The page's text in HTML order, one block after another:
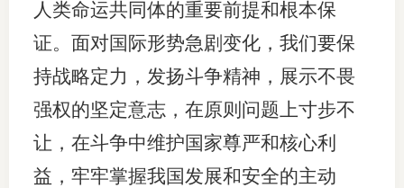
人类命运共同体的重要前提和根本保
证。面对国际形势急剧变化，我们要保
持战略定力，发扬斗争精神，展示不畏
强权的坚定意志，在原则问题上寸步不
让，在斗争中维护国家尊严和核心利
益，牢牢掌握我国发展和安全的主动